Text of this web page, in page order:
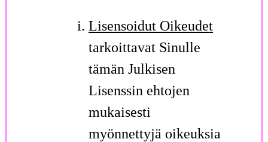
Lisensoidut Oikeudet
tarkoittavat Sinulle
tämän Julkisen
Lisenssin ehtojen
mukaisesti
myönnettyjä oikeuksia